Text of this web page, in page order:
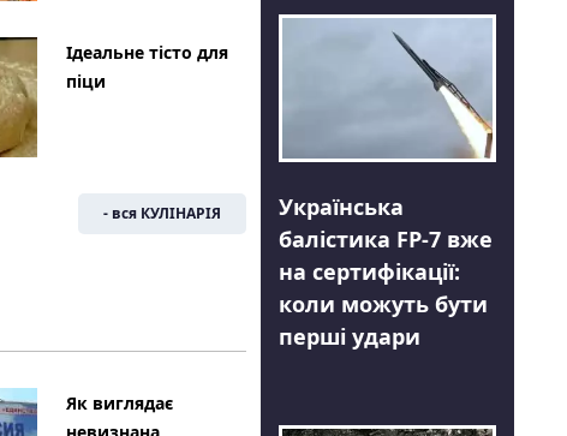
Ідеальне тісто для
піци
- вся КУЛІНАРІЯ
Як виглядає
Українська
балістика FP-7 вже
на сертифікації:
коли можуть бути
перші удари